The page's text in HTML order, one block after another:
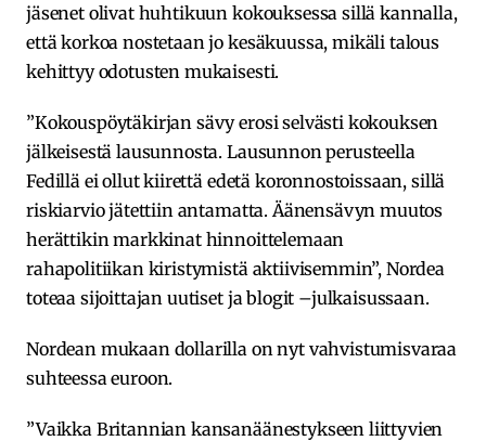
jäsenet olivat huhtikuun kokouksessa sillä kannalla,
että korkoa nostetaan jo kesäkuussa, mikäli talous
kehittyy odotusten mukaisesti.
”Kokouspöytäkirjan sävy erosi selvästi kokouksen
jälkeisestä lausunnosta. Lausunnon perusteella
Fedillä ei ollut kiirettä edetä koronnostoissaan, sillä
riskiarvio jätettiin antamatta. Äänensävyn muutos
herättikin markkinat hinnoittelemaan
rahapolitiikan kiristymistä aktiivisemmin”, Nordea
toteaa sijoittajan uutiset ja blogit –julkaisussaan.
Nordean mukaan dollarilla on nyt vahvistumisvaraa
suhteessa euroon.
”Vaikka Britannian kansanäänestykseen liittyvien